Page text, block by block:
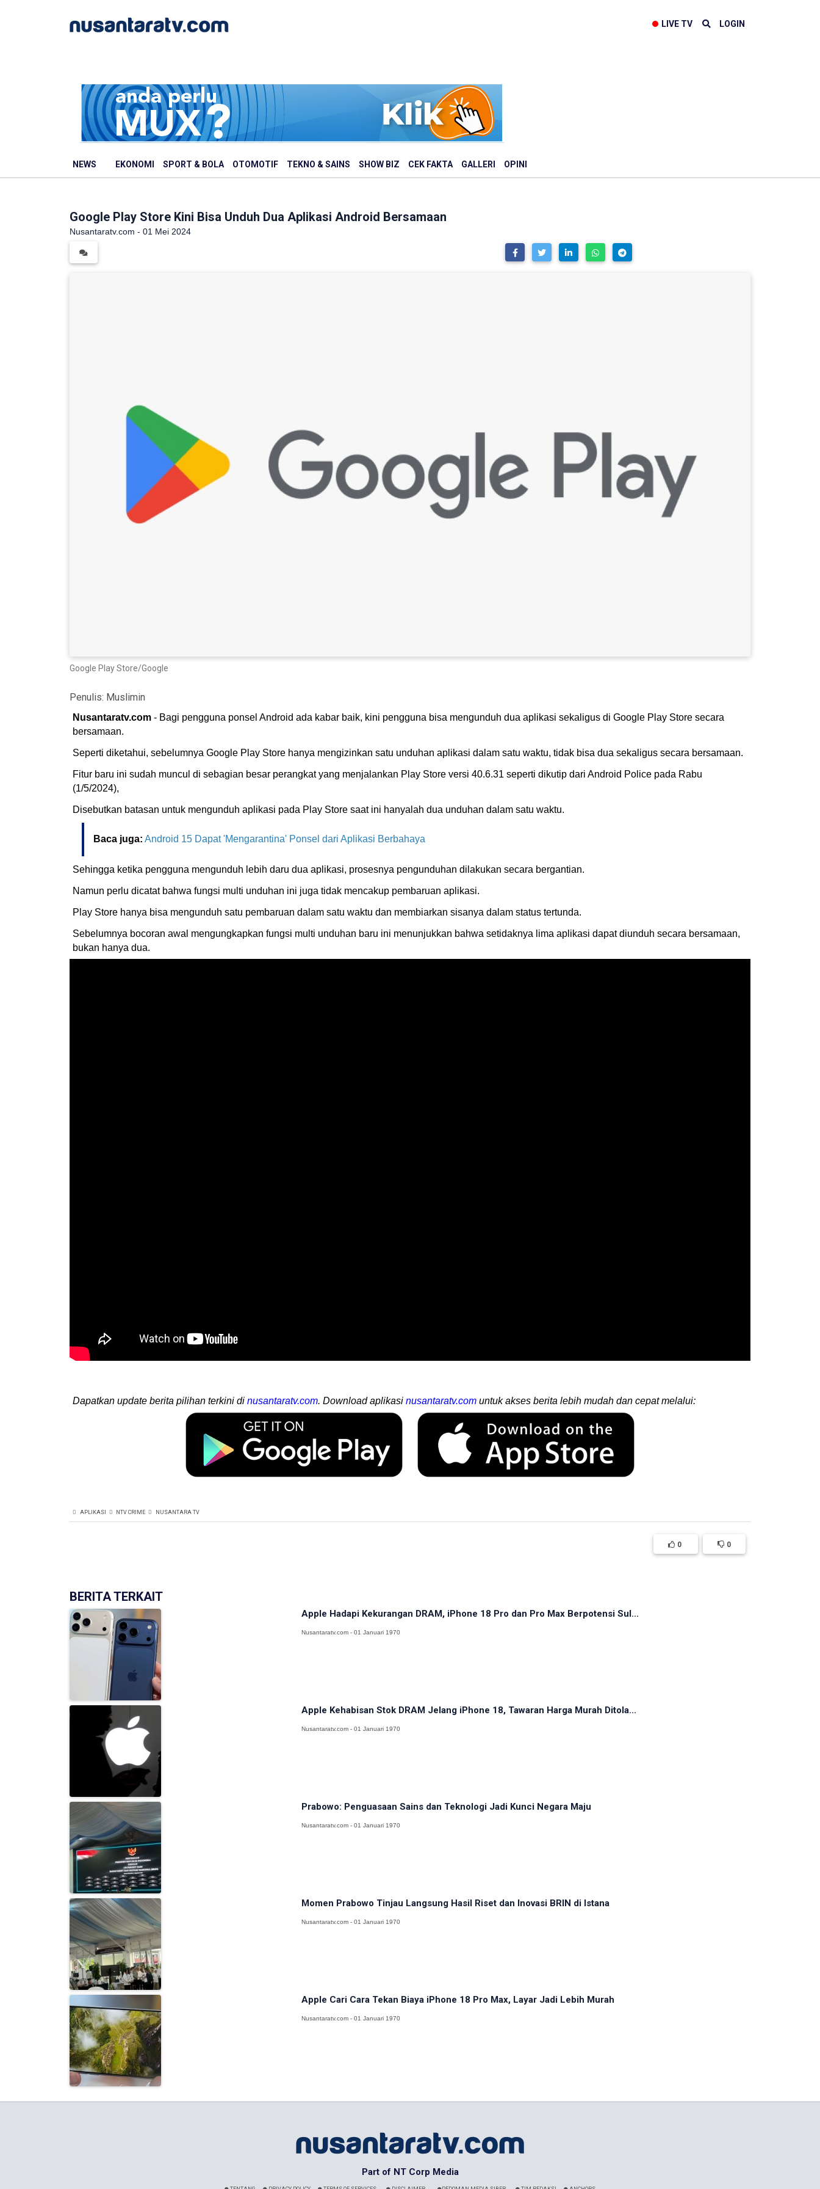
LIVE TV LOGIN
NEWS EKONOMI SPORT & BOLA OTOMOTIF TEKNO & SAINS SHOW BIZ CEK FAKTA GALLERI OPINI
Google Play Store Kini Bisa Unduh Dua Aplikasi Android Bersamaan
Nusantaratv.com - 01 Mei 2024
Google Play Store/Google
Penulis: Muslimin
Nusantaratv.com - Bagi pengguna ponsel Android ada kabar baik, kini pengguna bisa mengunduh dua aplikasi sekaligus di Google Play Store secara
bersamaan.
Seperti diketahui, sebelumnya Google Play Store hanya mengizinkan satu unduhan aplikasi dalam satu waktu, tidak bisa dua sekaligus secara bersamaan.
Fitur baru ini sudah muncul di sebagian besar perangkat yang menjalankan Play Store versi 40.6.31 seperti dikutip dari Android Police pada Rabu
(1/5/2024),
Disebutkan batasan untuk mengunduh aplikasi pada Play Store saat ini hanyalah dua unduhan dalam satu waktu.
Baca juga: Android 15 Dapat 'Mengarantina' Ponsel dari Aplikasi Berbahaya
Sehingga ketika pengguna mengunduh lebih daru dua aplikasi, prosesnya pengunduhan dilakukan secara bergantian.
Namun perlu dicatat bahwa fungsi multi unduhan ini juga tidak mencakup pembaruan aplikasi.
Play Store hanya bisa mengunduh satu pembaruan dalam satu waktu dan membiarkan sisanya dalam status tertunda.
Sebelumnya bocoran awal mengungkapkan fungsi multi unduhan baru ini menunjukkan bahwa setidaknya lima aplikasi dapat diunduh secara bersamaan,
bukan hanya dua.
Dapatkan update berita pilihan terkini di nusantaratv.com. Download aplikasi nusantaratv.com untuk akses berita lebih mudah dan cepat melalui:
APLIKASI NTV CRIME NUSANTARA TV
0 0
BERITA TERKAIT
Apple Hadapi Kekurangan DRAM, iPhone 18 Pro dan Pro Max Berpotensi Sul...
Nusantaratv.com - 01 Januari 1970
Apple Kehabisan Stok DRAM Jelang iPhone 18, Tawaran Harga Murah Ditola...
Nusantaratv.com - 01 Januari 1970
Prabowo: Penguasaan Sains dan Teknologi Jadi Kunci Negara Maju
Nusantaratv.com - 01 Januari 1970
Momen Prabowo Tinjau Langsung Hasil Riset dan Inovasi BRIN di Istana
Nusantaratv.com - 01 Januari 1970
Apple Cari Cara Tekan Biaya iPhone 18 Pro Max, Layar Jadi Lebih Murah
Nusantaratv.com - 01 Januari 1970
Part of NT Corp Media